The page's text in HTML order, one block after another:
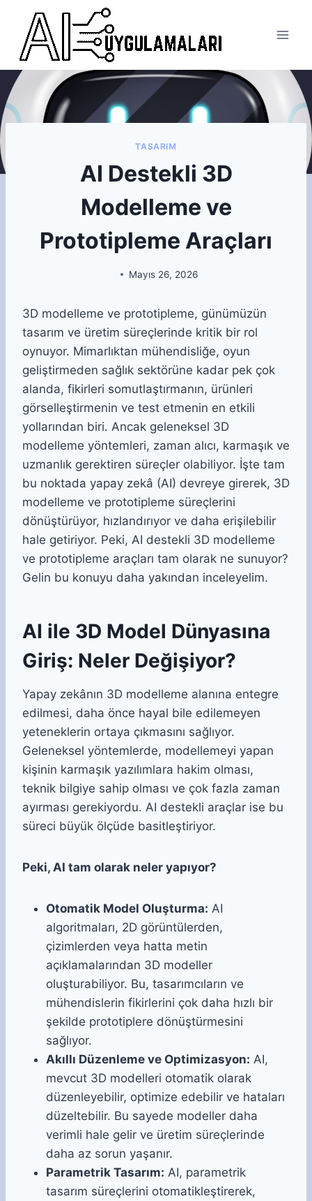
content
TASARIM
AI Destekli 3D
Modelleme ve
Prototipleme Araçları
Mayıs 26, 2026
3D modelleme ve prototipleme, günümüzün
tasarım ve üretim süreçlerinde kritik bir rol
oynuyor. Mimarlıktan mühendisliğe, oyun
geliştirmeden sağlık sektörüne kadar pek çok
alanda, fikirleri somutlaştırmanın, ürünleri
görselleştirmenin ve test etmenin en etkili
yollarından biri. Ancak geleneksel 3D
modelleme yöntemleri, zaman alıcı, karmaşık ve
uzmanlık gerektiren süreçler olabiliyor. İşte tam
bu noktada yapay zekâ (AI) devreye girerek, 3D
modelleme ve prototipleme süreçlerini
dönüştürüyor, hızlandırıyor ve daha erişilebilir
hale getiriyor. Peki, AI destekli 3D modelleme
ve prototipleme araçları tam olarak ne sunuyor?
Gelin bu konuyu daha yakından inceleyelim.
AI ile 3D Model Dünyasına
Giriş: Neler Değişiyor?
Yapay zekânın 3D modelleme alanına entegre
edilmesi, daha önce hayal bile edilemeyen
yeteneklerin ortaya çıkmasını sağlıyor.
Geleneksel yöntemlerde, modellemeyi yapan
kişinin karmaşık yazılımlara hakim olması,
teknik bilgiye sahip olması ve çok fazla zaman
ayırması gerekiyordu. AI destekli araçlar ise bu
süreci büyük ölçüde basitleştiriyor.
Peki, AI tam olarak neler yapıyor?
Otomatik Model Oluşturma: AI
algoritmaları, 2D görüntülerden,
çizimlerden veya hatta metin
açıklamalarından 3D modeller
oluşturabiliyor. Bu, tasarımcıların ve
mühendislerin fikirlerini çok daha hızlı bir
şekilde prototiplere dönüştürmesini
sağlıyor.
Akıllı Düzenleme ve Optimizasyon: AI,
mevcut 3D modelleri otomatik olarak
düzenleyebilir, optimize edebilir ve hataları
düzeltebilir. Bu sayede modeller daha
verimli hale gelir ve üretim süreçlerinde
daha az sorun yaşanır.
Parametrik Tasarım: AI, parametrik
tasarım süreçlerini otomatikleştirerek,